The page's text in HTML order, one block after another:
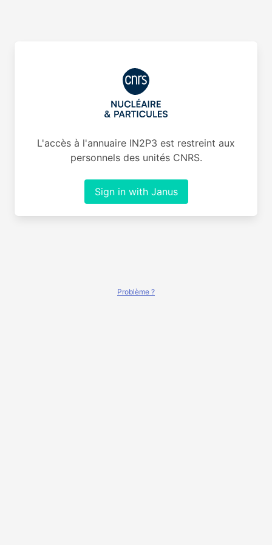
L'accès à l'annuaire IN2P3 est restreint aux
personnels des unités CNRS.
Sign in with Janus
Problème ?